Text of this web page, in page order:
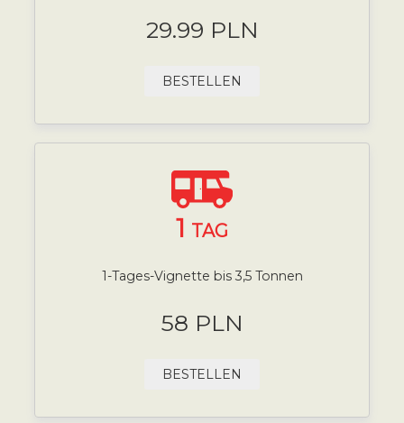
29.99 PLN
BESTELLEN
1 TAG
1-Tages-Vignette bis 3,5 Tonnen
58 PLN
BESTELLEN